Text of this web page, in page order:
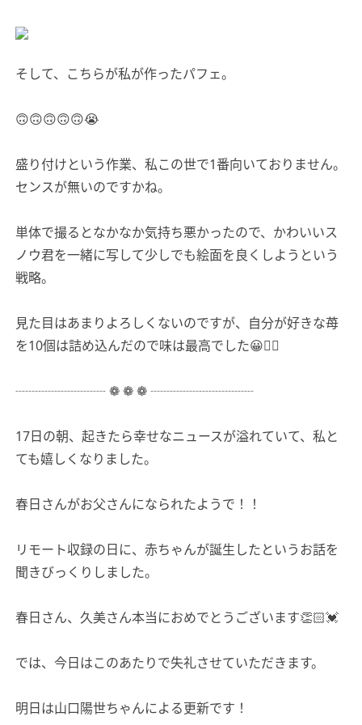
そして、こちらが私が作ったパフェ。
🙃🙃🙃🙃🙃😭
盛り付けという作業、私この世で1番向いておりません。
センスが無いのですかね。
単体で撮るとなかなか気持ち悪かったので、かわいいス
ノウ君を一緒に写して少しでも絵面を良くしようという
戦略。
見た目はあまりよろしくないのですが、自分が好きな苺
を10個は詰め込んだので味は最高でした😀👍🏻
┈┈┈┈┈┈┈ ❁ ❁ ❁ ┈┈┈┈┈┈┈┈
17日の朝、起きたら幸せなニュースが溢れていて、私と
ても嬉しくなりました。
春日さんがお父さんになられたようで！！
リモート収録の日に、赤ちゃんが誕生したというお話を
聞きびっくりしました。
春日さん、久美さん本当におめでとうございます👏🏻💓
では、今日はこのあたりで失礼させていただきます。
明日は山口陽世ちゃんによる更新です！